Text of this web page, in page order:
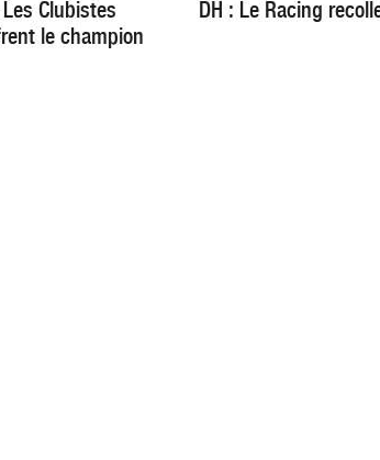
Les Clubistes
le champion
DH : Le Racing